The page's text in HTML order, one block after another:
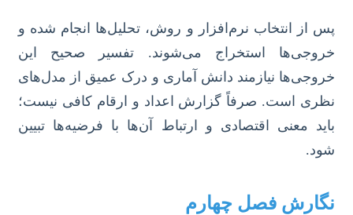
پس از انتخاب نرم‌افزار و روش، تحلیل‌ها انجام شده و
خروجی‌ها استخراج می‌شوند. تفسیر صحیح این
خروجی‌ها نیازمند دانش آماری و درک عمیق از مدل‌های
نظری است. صرفاً گزارش اعداد و ارقام کافی نیست؛
باید معنی اقتصادی و ارتباط آن‌ها با فرضیه‌ها تبیین
شود.
نگارش فصل چهارم